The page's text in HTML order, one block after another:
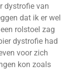
dystrofie van
dat ik er wel
rolstoel zag
dystrofie had
voor zich
kon zoals